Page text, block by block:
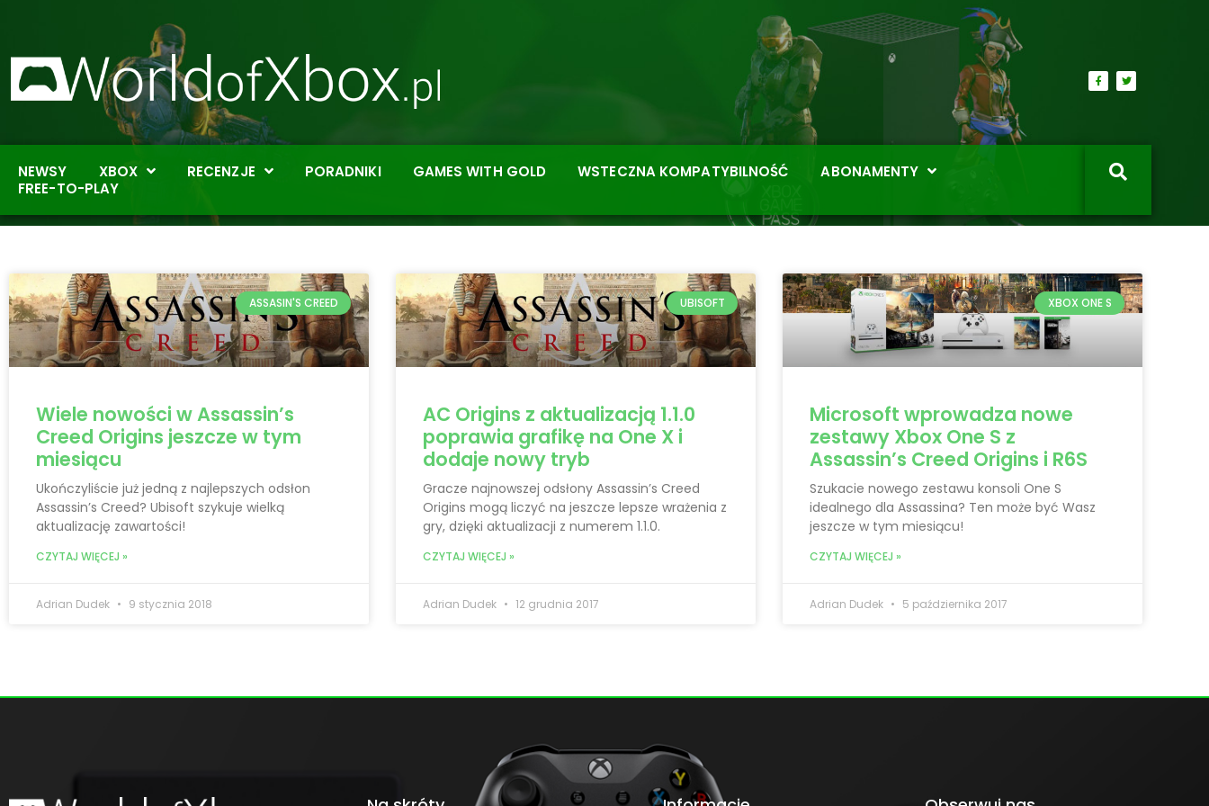
NEWSY XBOX RECENZJE PORADNIKI GAMES WITH GOLD WSTECZNA KOMPATYBILNOŚĆ
ABONAMENTY
FREE-TO-PLAY
ASSASIN'S CREED
Wiele nowości w Assassin’s
Creed Origins jeszcze w tym
miesiącu
Ukończyliście już jedną z najlepszych odsłon
Assassin’s Creed? Ubisoft szykuje wielką
aktualizację zawartości!
CZYTAJ WIĘCEJ »
Adrian Dudek 9 stycznia 2018
UBISOFT
AC Origins z aktualizacją 1.1.0
poprawia grafikę na One X i
dodaje nowy tryb
Gracze najnowszej odsłony Assassin’s Creed
Origins mogą liczyć na jeszcze lepsze wrażenia z
gry, dzięki aktualizacji z numerem 1.1.0.
CZYTAJ WIĘCEJ »
Adrian Dudek 12 grudnia 2017
XBOX ONE S
Microsoft wprowadza nowe
zestawy Xbox One S z
Assassin’s Creed Origins i R6S
Szukacie nowego zestawu konsoli One S
idealnego dla Assassina? Ten może być Wasz
jeszcze w tym miesiącu!
CZYTAJ WIĘCEJ »
Adrian Dudek 5 października 2017